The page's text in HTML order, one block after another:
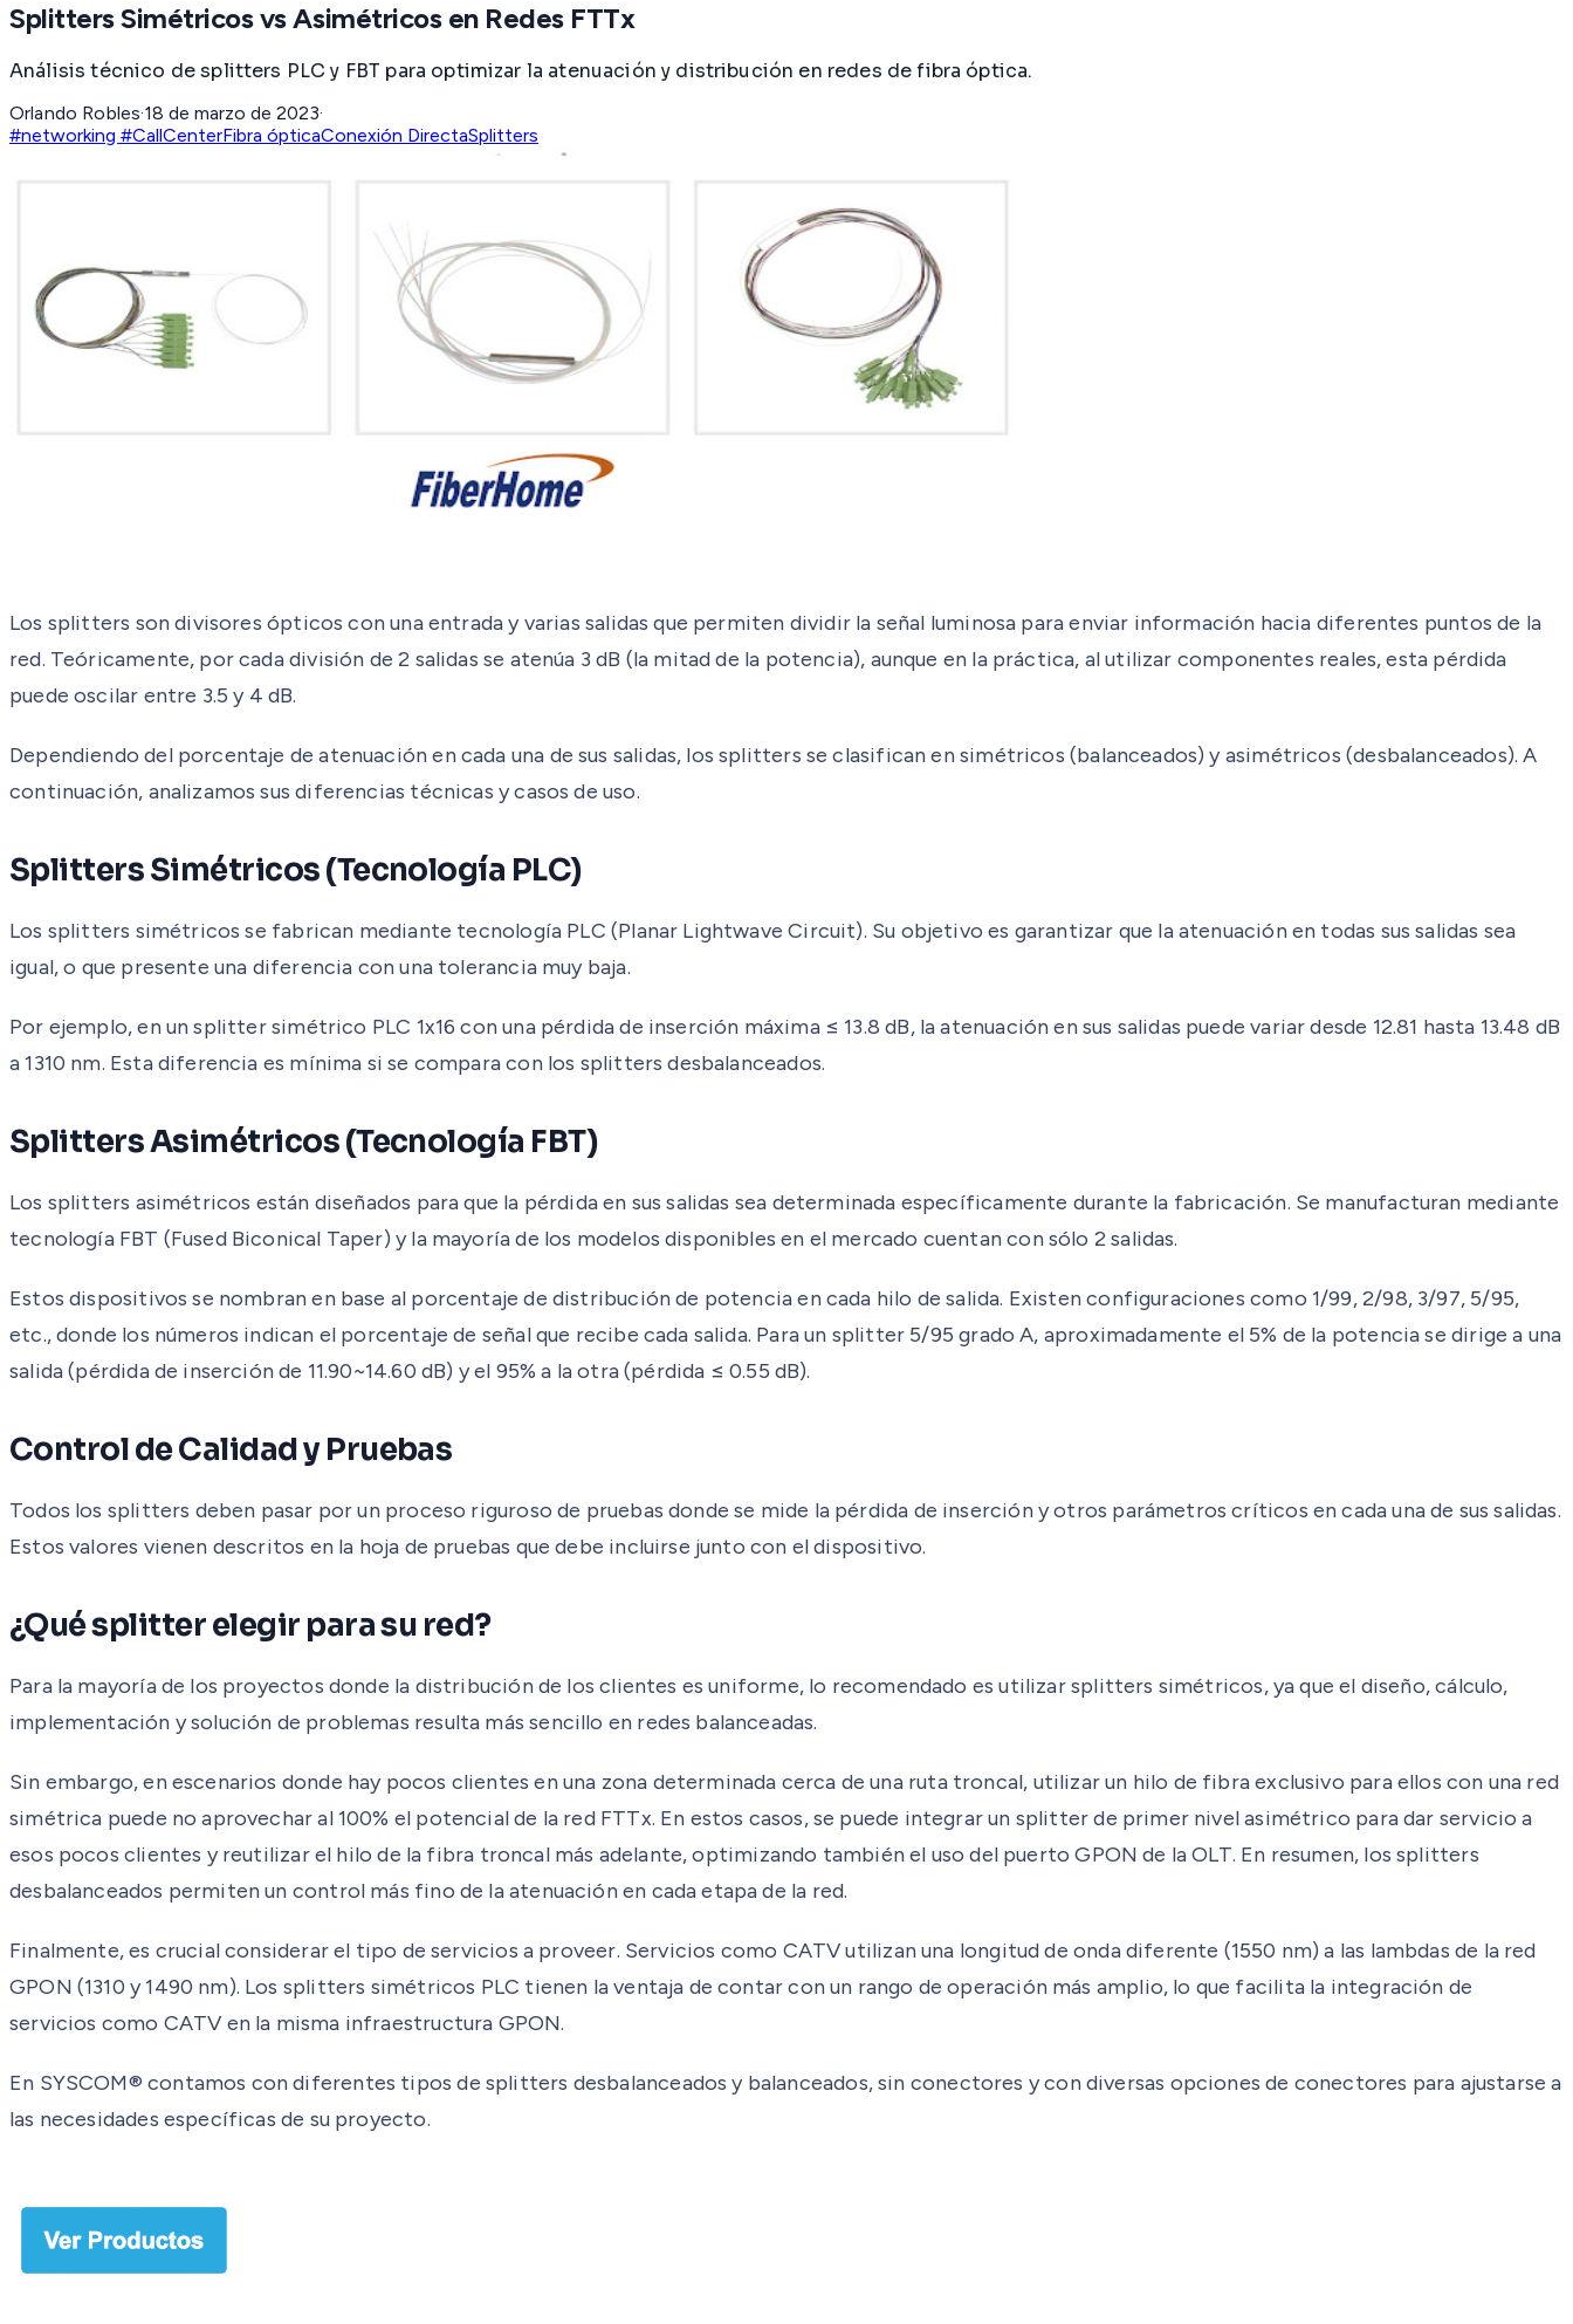
Splitters Simétricos vs Asimétricos en Redes FTTx
Análisis técnico de splitters PLC y FBT para optimizar la atenuación y distribución en redes de fibra óptica.
Orlando Robles·18 de marzo de 2023·
#networking #CallCenterFibra ópticaConexión DirectaSplitters
Los splitters son divisores ópticos con una entrada y varias salidas que permiten dividir la señal luminosa para enviar información hacia diferentes puntos de la
red. Teóricamente, por cada división de 2 salidas se atenúa 3 dB (la mitad de la potencia), aunque en la práctica, al utilizar componentes reales, esta pérdida
puede oscilar entre 3.5 y 4 dB.
Dependiendo del porcentaje de atenuación en cada una de sus salidas, los splitters se clasifican en simétricos (balanceados) y asimétricos (desbalanceados). A
continuación, analizamos sus diferencias técnicas y casos de uso.
Splitters Simétricos (Tecnología PLC)
Los splitters simétricos se fabrican mediante tecnología PLC (Planar Lightwave Circuit). Su objetivo es garantizar que la atenuación en todas sus salidas sea
igual, o que presente una diferencia con una tolerancia muy baja.
Por ejemplo, en un splitter simétrico PLC 1x16 con una pérdida de inserción máxima ≤ 13.8 dB, la atenuación en sus salidas puede variar desde 12.81 hasta 13.48 dB
a 1310 nm. Esta diferencia es mínima si se compara con los splitters desbalanceados.
Splitters Asimétricos (Tecnología FBT)
Los splitters asimétricos están diseñados para que la pérdida en sus salidas sea determinada específicamente durante la fabricación. Se manufacturan mediante
tecnología FBT (Fused Biconical Taper) y la mayoría de los modelos disponibles en el mercado cuentan con sólo 2 salidas.
Estos dispositivos se nombran en base al porcentaje de distribución de potencia en cada hilo de salida. Existen configuraciones como 1/99, 2/98, 3/97, 5/95,
etc., donde los números indican el porcentaje de señal que recibe cada salida. Para un splitter 5/95 grado A, aproximadamente el 5% de la potencia se dirige a una
salida (pérdida de inserción de 11.90~14.60 dB) y el 95% a la otra (pérdida ≤ 0.55 dB).
Control de Calidad y Pruebas
Todos los splitters deben pasar por un proceso riguroso de pruebas donde se mide la pérdida de inserción y otros parámetros críticos en cada una de sus salidas.
Estos valores vienen descritos en la hoja de pruebas que debe incluirse junto con el dispositivo.
¿Qué splitter elegir para su red?
Para la mayoría de los proyectos donde la distribución de los clientes es uniforme, lo recomendado es utilizar splitters simétricos, ya que el diseño, cálculo,
implementación y solución de problemas resulta más sencillo en redes balanceadas.
Sin embargo, en escenarios donde hay pocos clientes en una zona determinada cerca de una ruta troncal, utilizar un hilo de fibra exclusivo para ellos con una red
simétrica puede no aprovechar al 100% el potencial de la red FTTx. En estos casos, se puede integrar un splitter de primer nivel asimétrico para dar servicio a
esos pocos clientes y reutilizar el hilo de la fibra troncal más adelante, optimizando también el uso del puerto GPON de la OLT. En resumen, los splitters
desbalanceados permiten un control más fino de la atenuación en cada etapa de la red.
Finalmente, es crucial considerar el tipo de servicios a proveer. Servicios como CATV utilizan una longitud de onda diferente (1550 nm) a las lambdas de la red
GPON (1310 y 1490 nm). Los splitters simétricos PLC tienen la ventaja de contar con un rango de operación más amplio, lo que facilita la integración de
servicios como CATV en la misma infraestructura GPON.
En SYSCOM® contamos con diferentes tipos de splitters desbalanceados y balanceados, sin conectores y con diversas opciones de conectores para ajustarse a
las necesidades específicas de su proyecto.